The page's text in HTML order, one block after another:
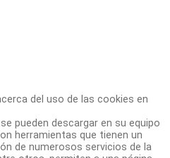
del uso de las cookies en
pueden descargar en su equipo
herramientas que tienen un
de numerosos servicios de la